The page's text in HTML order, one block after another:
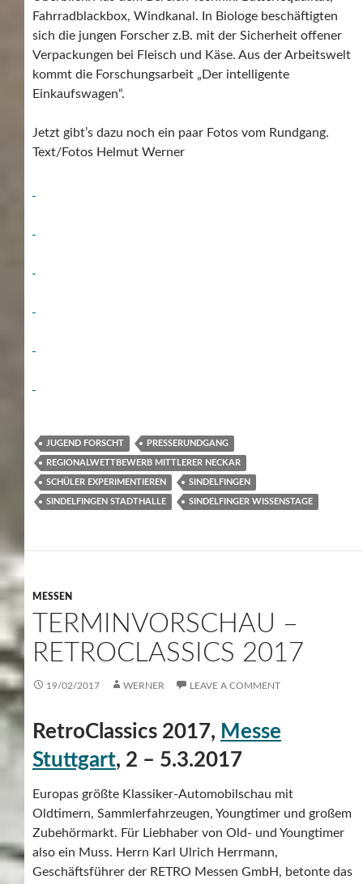
Fahrradblackbox, Windkanal. In Biologe beschäftigten
sich die jungen Forscher z.B. mit der Sicherheit offener
Verpackungen bei Fleisch und Käse. Aus der Arbeitswelt
kommt die Forschungsarbeit „Der intelligente
Einkaufswagen“.
Jetzt gibt’s dazu noch ein paar Fotos vom Rundgang.
Text/Fotos Helmut Werner
JUGEND FORSCHT PRESSERUNDGANG
REGIONALWETTBEWERB MITTLERER NECKAR
SCHÜLER EXPERIMENTIEREN SINDELFINGEN
SINDELFINGEN STADTHALLE SINDELFINGER WISSENSTAGE
MESSEN
TERMINVORSCHAU –
RETROCLASSICS 2017
19/02/2017 WERNER LEAVE A COMMENT
RetroClassics 2017, Messe
Stuttgart, 2 – 5.3.2017
Europas größte Klassiker-Automobilschau mit
Oldtimern, Sammlerfahrzeugen, Youngtimer und großem
Zubehörmarkt. Für Liebhaber von Old- und Youngtimer
also ein Muss. Herrn Karl Ulrich Herrmann,
Geschäftsführer der RETRO Messen GmbH, betonte das